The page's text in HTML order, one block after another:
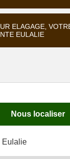
ELAGAGE,
EULALIE
Nous localiser
Eulalie